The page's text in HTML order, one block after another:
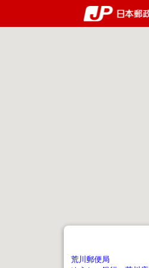
荒川郵便局